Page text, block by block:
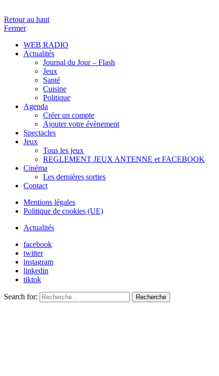
Retour au haut
Fermer
WEB RADIO
Actualités
Journal du Jour – Flash
Jeux
Santé
Cuisine
Politique
Agenda
Créer un compte
Ajouter votre évènement
Spectacles
Jeux
Tous les jeux
REGLEMENT JEUX ANTENNE et FACEBOOK
Cinéma
Les dernières sorties
Contact
Mentions légales
Politique de cookies (UE)
Actualités
facebook
twitter
instagram
linkedin
tiktok
Search for: Recherche